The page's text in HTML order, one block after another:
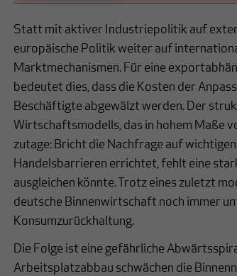
Statt mit aktiver Industriepolitik auf
europäische Politik weiter auf
Marktmechanismen. Für eine
bedeutet dies, dass die Kosten der
Beschäftigte abgewälzt werden. Der
Wirtschaftsmodells, das in hohem Maße
zutage: Bricht die Nachfrage auf
Handelsbarrieren errichtet, fehlt eine
ausgleichen könnte. Trotz eines zuletzt
deutsche Binnenwirtschaft noch immer
Konsumzurückhaltung.
Die Folge ist eine gefährliche
Arbeitsplatzabbau schwächen die